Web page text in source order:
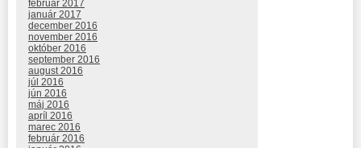
február 2017
január 2017
december 2016
november 2016
október 2016
september 2016
august 2016
júl 2016
jún 2016
máj 2016
apríl 2016
marec 2016
február 2016